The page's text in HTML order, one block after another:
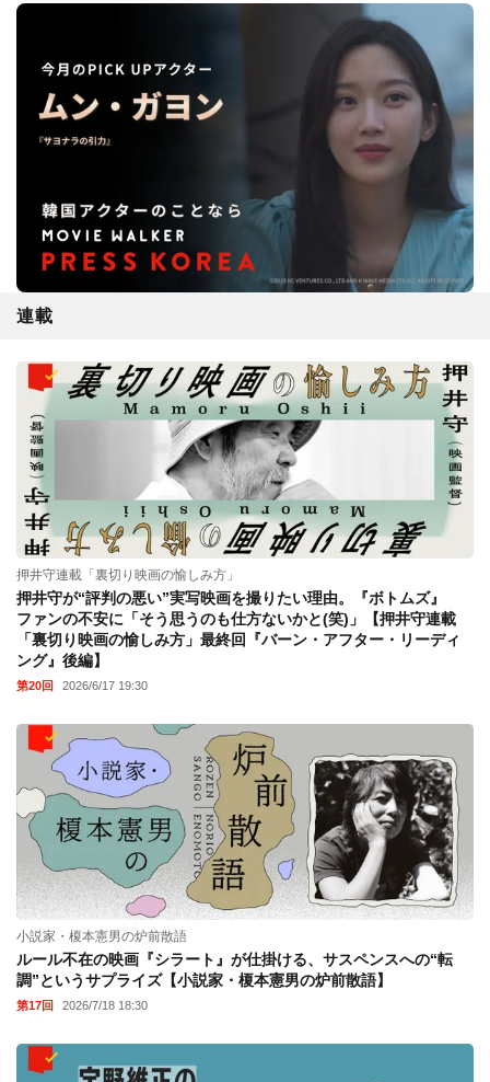
連載
押井守連載「裏切り映画の愉しみ方」
押井守が“評判の悪い”実写映画を撮りたい理由。『ボトムズ』
ファンの不安に「そう思うのも仕方ないかと(笑)」【押井守連載
「裏切り映画の愉しみ方」最終回『バーン・アフター・リーディ
ング』後編】
第20回 2026/6/17 19:30
小説家・榎本憲男の炉前散語
ルール不在の映画『シラート』が仕掛ける、サスペンスへの“転
調”というサプライズ【小説家・榎本憲男の炉前散語】
第17回 2026/7/18 18:30